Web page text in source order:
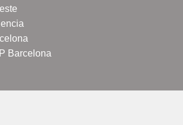
Barcelona